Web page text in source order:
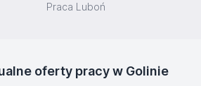
Praca Luboń
oferty pracy w Golinie